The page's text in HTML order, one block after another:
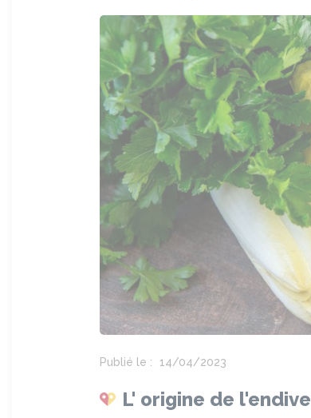
Publié le : 14/04/2023
L' origine de l'endive